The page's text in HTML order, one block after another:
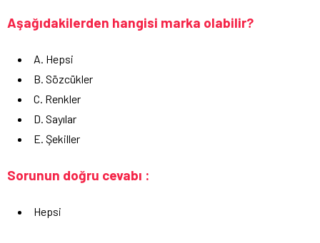
Aşağıdakilerden hangisi marka olabilir?
A. Hepsi
B. Sözcükler
C. Renkler
D. Sayılar
E. Şekiller
Sorunun doğru cevabı :
Hepsi